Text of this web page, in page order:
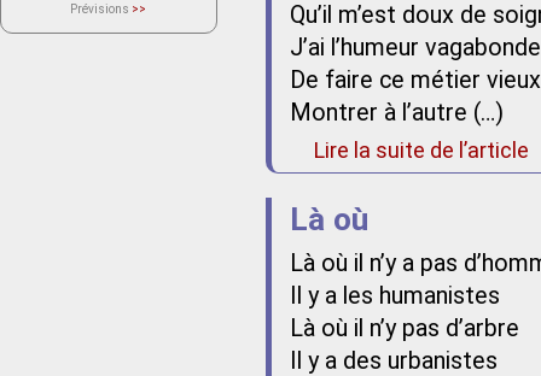
Qu’il m’est doux de
J’ai l’humeur vagabonde
De faire ce métier
Montrer à l’autre (…)
Lire la suite de l’article
Là où
Là où il n’y a pas
Il y a les humanistes
Là où il n’y pas d’arbre
Il y a des urbanistes
Prévisions >>
actuellement aucune prévision